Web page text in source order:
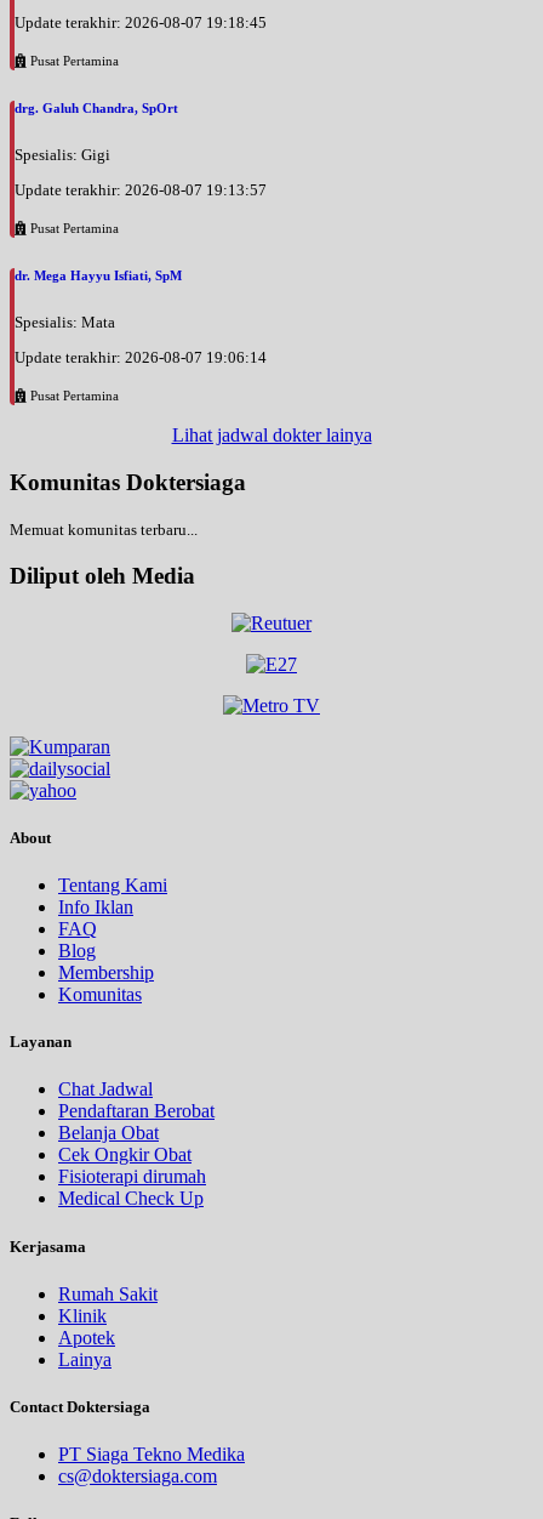
Update terakhir: 2026-08-07 19:18:45
Pusat Pertamina
drg. Galuh Chandra, SpOrt
Spesialis: Gigi
Update terakhir: 2026-08-07 19:13:57
Pusat Pertamina
dr. Mega Hayyu Isfiati, SpM
Spesialis: Mata
Update terakhir: 2026-08-07 19:06:14
Pusat Pertamina
Lihat jadwal dokter lainya
Komunitas Doktersiaga
Memuat komunitas terbaru...
Diliput oleh Media
About
Tentang Kami
Info Iklan
FAQ
Blog
Membership
Komunitas
Layanan
Chat Jadwal
Pendaftaran Berobat
Belanja Obat
Cek Ongkir Obat
Fisioterapi dirumah
Medical Check Up
Kerjasama
Rumah Sakit
Klinik
Apotek
Lainya
Contact Doktersiaga
PT Siaga Tekno Medika
cs@doktersiaga.com